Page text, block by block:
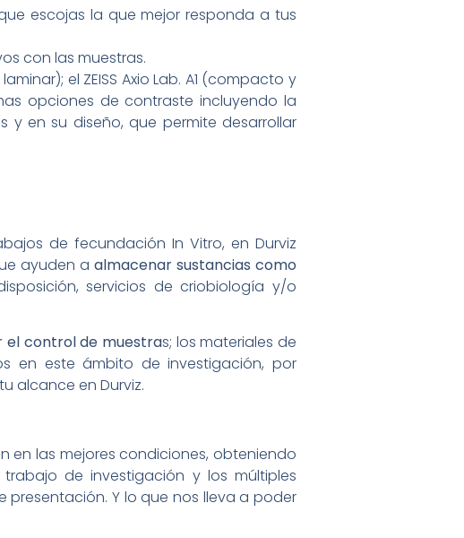
escojas la que mejor responda a tus
con las muestras.
el ZEISS Axio Lab. A1 (compacto y
opciones de contraste incluyendo la
y en su diseño, que permite desarrollar
de fecundación In Vitro, en Durviz
ayuden aalmacenar sustancias como
servicios de criobiología y/o
el control de muestras; los materiales de
en este ámbito de investigación, por
alcance en Durviz.
en las mejores condiciones, obteniendo
de investigación y los múltiples
Y lo que nos lleva a poder